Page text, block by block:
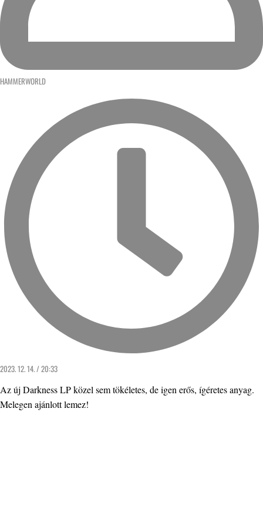
HAMMERWORLD
2023. 12. 14. / 20:33
Az új Darkness LP közel sem tökéletes, de igen erős, ígéretes anyag.
Melegen ajánlott lemez!